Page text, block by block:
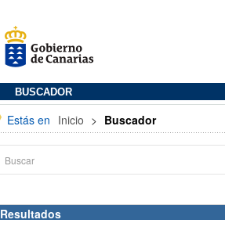
BUSCADOR
Estás en Inicio > Buscador
Resultados